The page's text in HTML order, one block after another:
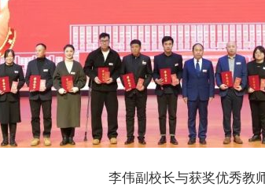
李伟副校长与获奖优秀教